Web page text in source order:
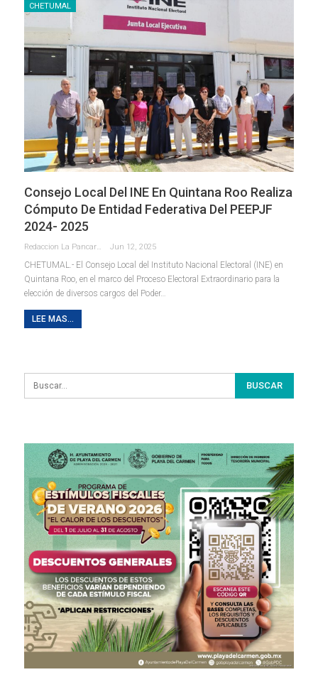
CHETUMAL
Consejo Local Del INE En Quintana Roo Realiza
Cómputo De Entidad Federativa Del PEEPJF
2024- 2025
Redaccion La Pancarta De Quintana Roo Jun 12, 2025
CHETUMAL.- El Consejo Local del Instituto Nacional Electoral (INE) en
Quintana Roo, en el marco del Proceso Electoral Extraordinario para la
elección de diversos cargos del Poder…
LEE MAS...